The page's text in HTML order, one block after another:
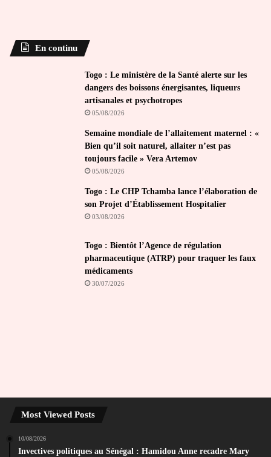
En continu
Togo : Le ministère de la Santé alerte sur les
dangers des boissons énergisantes, liqueurs
artisanales et psychotropes
05/08/2026
Semaine mondiale de l’allaitement maternel : «
Bien qu’il soit naturel, allaiter n’est pas
toujours facile » Vera Artemov
05/08/2026
Togo : Le CHP Tchamba lance l’élaboration de
son Projet d’Établissement Hospitalier
03/08/2026
Togo : Bientôt l’Agence de régulation
pharmaceutique (ATRP) pour traquer les faux
médicaments
30/07/2026
Most Viewed Posts
10/08/2026
Invectives politiques au Sénégal : Hamidou Anne recadre Mary